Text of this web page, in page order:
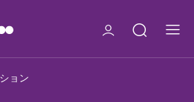
ョン